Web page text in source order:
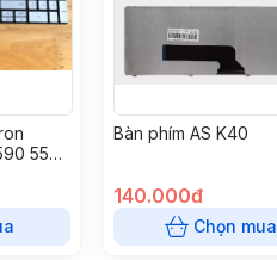
5593
7791
Bàn phím AS K40
140.000đ
Chọn mua